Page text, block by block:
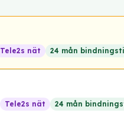
Tele2s nät 24 mån
Tele2s nät 24 mån